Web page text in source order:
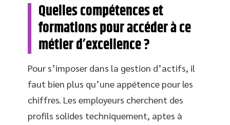
Quelles compétences et
formations pour accéder à ce
métier d’excellence ?
Pour s’imposer dans la gestion d’actifs, il
faut bien plus qu’une appétence pour les
chiffres. Les employeurs cherchent des
profils solides techniquement, aptes à